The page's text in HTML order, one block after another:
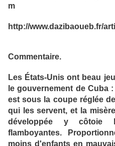
m
http://www.dazibaoueb.fr/
Commentaire.
Les États-Unis ont beau
le gouvernement de Cuba
est sous la coupe réglée
qui les servent, et la
développée y côtoie
flamboyantes.
moins d'enfants en